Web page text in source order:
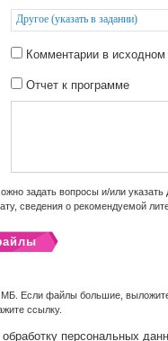
Другое (указать в задании)
Комментарии в исходном
Отчет к программе
задать вопросы и/или
сведения о рекомендуемой
Если файлы большие,
ссылку.
обработку персональных